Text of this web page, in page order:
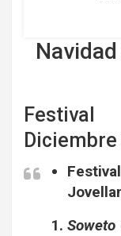
Soweto